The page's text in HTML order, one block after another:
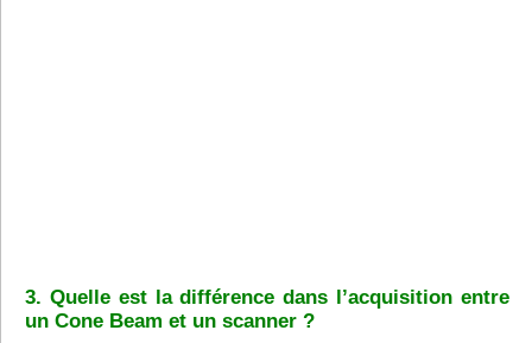
3. Quelle est la différence dans l’acquisition entre
un Cone Beam et un scanner ?